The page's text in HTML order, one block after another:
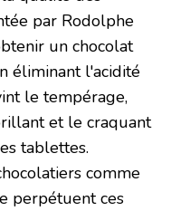
par Rodolphe
un chocolat
éliminant l'acidité
le tempérage,
et le craquant
tablettes.
comme
perpétuent ces